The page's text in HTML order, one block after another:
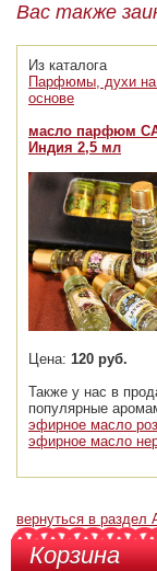
Вас также
Из каталога
Парфюмы, духи на
основе
масло парфюм
Индия 2,5 мл
Цена: 120 руб.
Также у нас в
популярные
эфирное масло
эфирное масло
вернуться в раздел
Корзина